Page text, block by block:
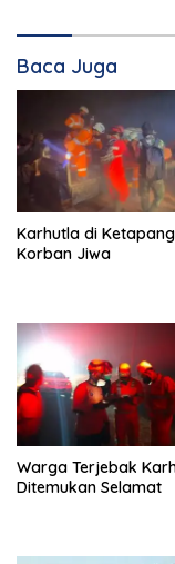
Baca Juga
Karhutla di
Korban Jiwa
Warga Terjebak
Ditemukan Selamat